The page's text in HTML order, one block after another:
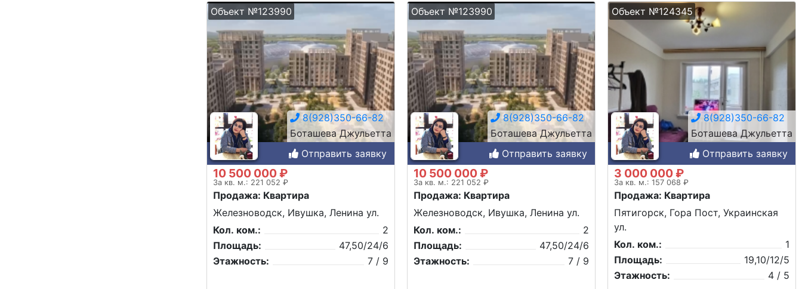
Объект №123990
8(928)350-66-82
Боташева Джульетта
Отправить заявку
10 500 000 ₽
За кв. м.: 221 052 ₽
Продажа: Квартира
Железноводск, Ивушка, Ленина ул.
Кол. ком.:
2
Площадь:
47,50/24/6
Этажность:
7 / 9
Объект №123990
8(928)350-66-82
Боташева Джульетта
Отправить заявку
10 500 000 ₽
За кв. м.: 221 052 ₽
Продажа: Квартира
Железноводск, Ивушка, Ленина ул.
Кол. ком.:
2
Площадь:
47,50/24/6
Этажность:
7 / 9
Объект №124345
8(928)350-66-82
Боташева Джульетта
Отправить заявку
3 000 000 ₽
За кв. м.: 157 068 ₽
Продажа: Квартира
Пятигорск, Гора Пост, Украинская
ул.
Кол. ком.:
1
Площадь:
19,10/12/5
Этажность:
4 / 5